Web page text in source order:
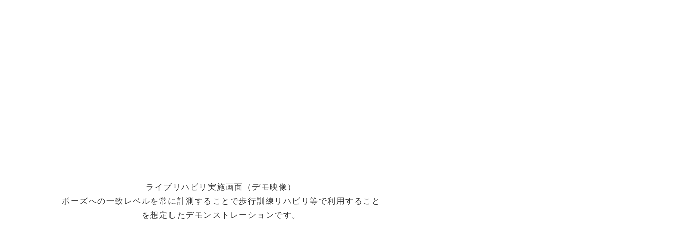
ライブリハビリ実施画面（デモ映像）
ポーズへの一致レベルを常に計測することで歩行訓練リハビリ等で利用すること
を想定したデモンストレーションです。